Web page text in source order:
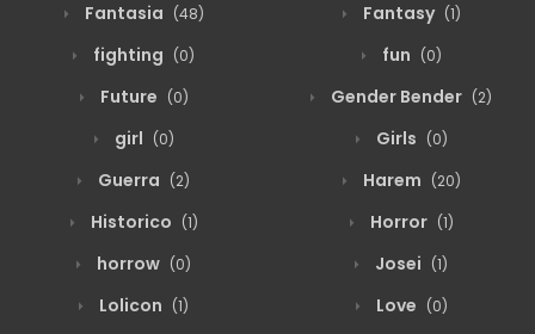
Fantasia (48) Fantasy (1)
fighting (0) fun (0)
Future (0) Gender Bender (2)
girl (0) Girls (0)
Guerra (2) Harem (20)
Historico (1) Horror (1)
horrow (0) Josei (1)
Lolicon (1) Love (0)